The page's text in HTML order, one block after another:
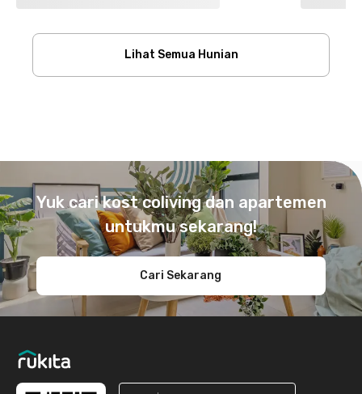
Lihat Semua Hunian
Yuk cari kost coliving dan apartemen
untukmu sekarang!
Cari Sekarang